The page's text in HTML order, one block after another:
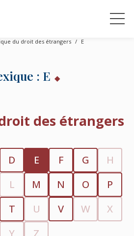
du droit des étrangers E
: E
des étrangers
D E F G
H
L M N O
P
T U V W
X
Y
Z